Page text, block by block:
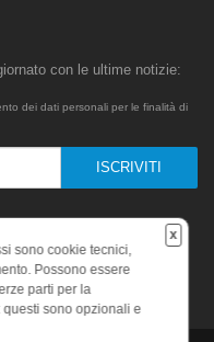
con le ultime notizie:
dei dati personali per le finalità di
sono cookie tecnici,
Possono essere
parti per la
sono opzionali e
x